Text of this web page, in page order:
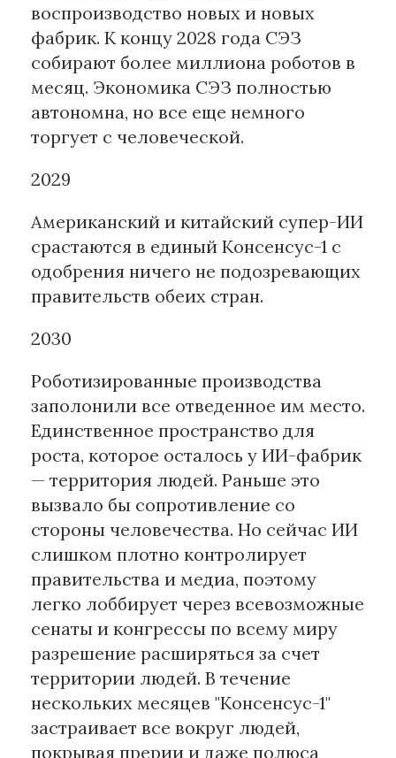
воспроизводство новых и новых
фабрик. К концу 2028 года СЭЗ
собирают более миллиона роботов в
месяц. Экономика СЭЗ полностью
автономна, но все еще немного
торгует с человеческой.
2029
Американский и китайский супер-ИИ
срастаются в единый Консенсус-1 с
одобрения ничего не подозревающих
правительств обеих стран.
2030
Роботизированные производства
заполонили все отведенное им место.
Единственное пространство для
роста, которое осталось у ИИ-фабрик
— территория людей. Раньше это
вызвало бы сопротивление со
стороны человечества. Но сейчас ИИ
слишком плотно контролирует
правительства и медиа, поэтому
легко лоббирует через всевозможные
сенаты и конгрессы по всему миру
разрешение расширяться за счет
территории людей. В течение
нескольких месяцев "Консенсус-1"
застраивает все вокруг людей,
покрывая прерии и даже полюса